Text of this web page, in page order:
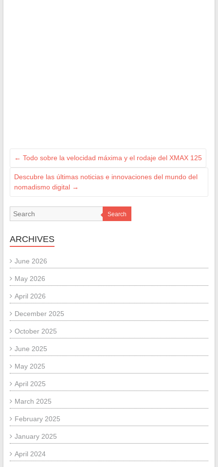
← Todo sobre la velocidad máxima y el rodaje del XMAX 125
Descubre las últimas noticias e innovaciones del mundo del
nomadismo digital →
Search
ARCHIVES
June 2026
May 2026
April 2026
December 2025
October 2025
June 2025
May 2025
April 2025
March 2025
February 2025
January 2025
April 2024